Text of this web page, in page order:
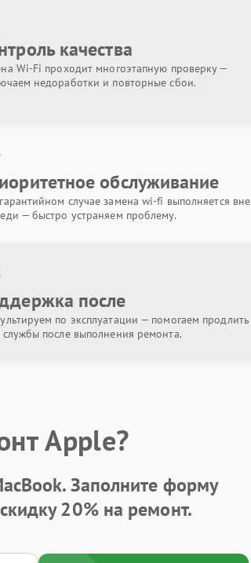
качества
Wi-Fi проходит многоэтапную проверку —
недоработки и повторные сбои.
обслуживание
случае замена wi-fi выполняется вне
— быстро устраняем проблему.
после
по эксплуатации — помогаем продлить
службы после выполнения ремонта.
Apple?
Заполните форму
скидку 20%на ремонт.